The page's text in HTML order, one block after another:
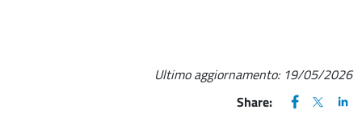
Ultimo aggiornamento: 19/05/2026
Share:
FACEBOOK
(apre una
X
(apre